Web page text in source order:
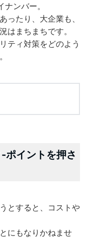
ンバー。
ったり、大企業も、
はまちまちです。
ティ対策をどのよう
ポイントを押さ
とすると、コストや
にもなりかねませ